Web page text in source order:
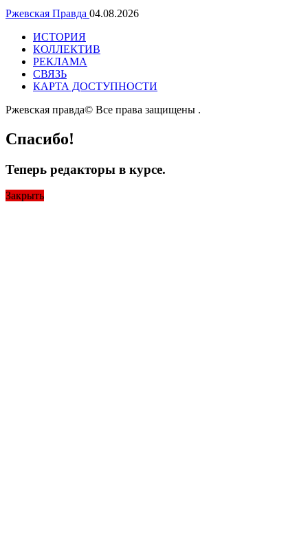
Ржевская Правда 04.08.2026
ИСТОРИЯ
КОЛЛЕКТИВ
РЕКЛАМА
СВЯЗЬ
КАРТА ДОСТУПНОСТИ
Ржевская правда© Все права защищены .
Спасибо!
Теперь редакторы в курсе.
Закрыть